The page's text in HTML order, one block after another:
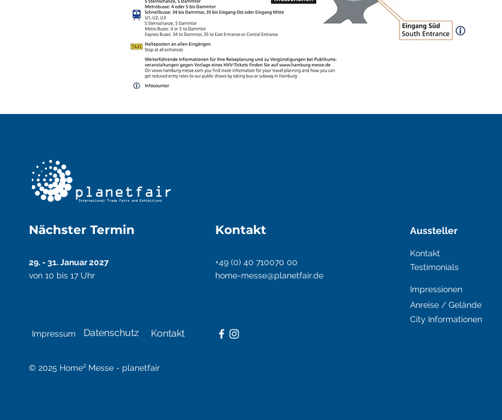
Nächster Termin
29. - 31. Januar 2027
von 10 bis 17 Uhr
Kontakt
+49 (0) 40 710070 00
home-messe@planetfair.de
Aussteller
Kontakt
Testimonials
Impressionen
Anreise / Gelände
City Informationen
Impressum Datenschutz Kontakt
© 2025 Home² Messe - planetfair